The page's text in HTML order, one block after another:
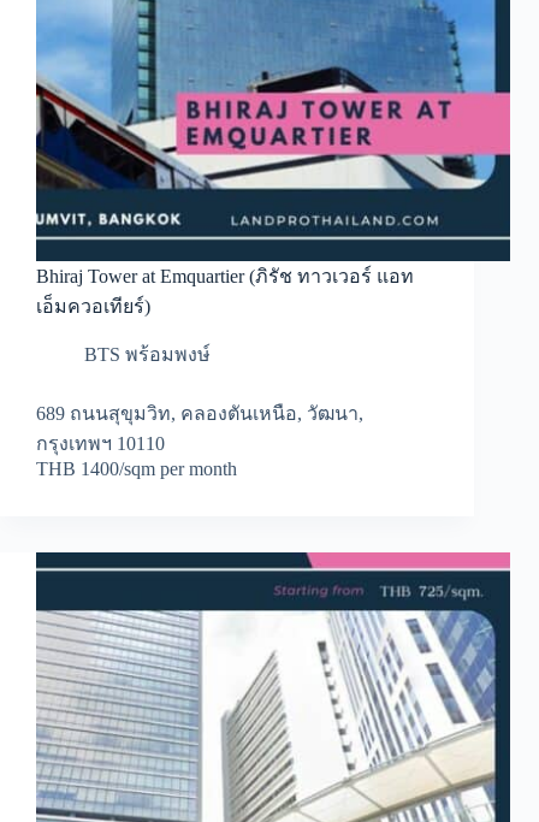
Bhiraj Tower at Emquartier (ภิรัช ทาวเวอร์ แอท
เอ็มควอเทียร์)
BTS พร้อมพงษ์
689 ถนนสุขุมวิท, คลองตันเหนือ, วัฒนา,
กรุงเทพฯ 10110
THB 1400/sqm per month